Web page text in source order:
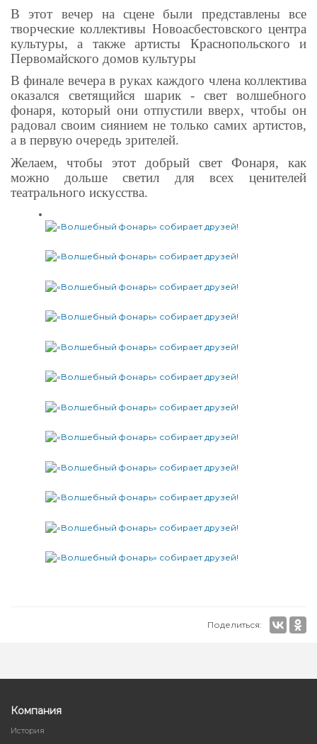
В этот вечер на сцене были представлены все
творческие коллективы Новоасбестовского центра
культуры, а также артисты Краснопольского и
Первомайского домов культуры
В финале вечера в руках каждого члена коллектива
оказался светящийся шарик - свет волшебного
фонаря, который они отпустили вверх, чтобы он
радовал своим сиянием не только самих артистов,
а в первую очередь зрителей.
Желаем, чтобы этот добрый свет Фонаря, как
можно дольше светил для всех ценителей
театрального искусства.
Поделиться:
Компания
История